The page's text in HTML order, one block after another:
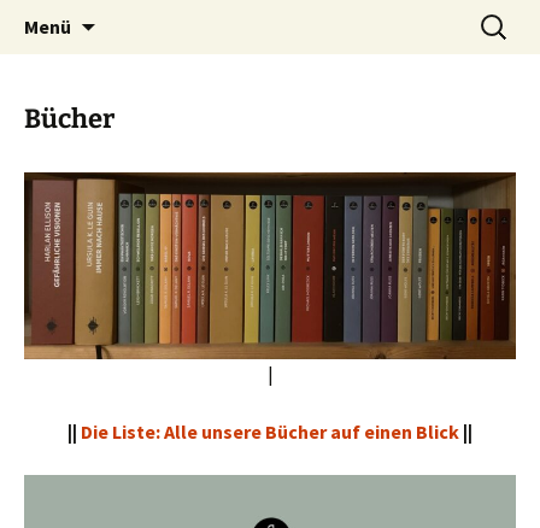
Carcosa
Phantastische Weltliteratur
Menü
Suchen
nach:
Bücher
|
|| Die Liste: Alle unsere Bücher auf einen Blick ||